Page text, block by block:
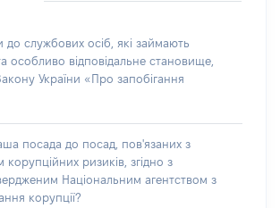
службових осіб, які займають
особливо відповідальне становище,
України «Про запобігання
посада до посад, пов'язаних з
ризиків, згідно з
Національним агентством з
корупції?